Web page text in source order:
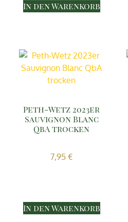
In den Warenkorb
Peth-Wetz 2023er
Sauvignon Blanc
QbA trocken
7,95 €
In den Warenkorb